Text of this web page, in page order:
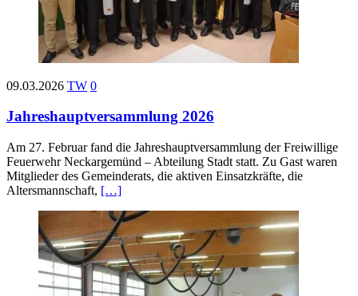
09.03.2026 TW 0
Jahreshauptversammlung 2026
Am 27. Februar fand die Jahreshauptversammlung der Freiwillige
Feuerwehr Neckargemünd – Abteilung Stadt statt. Zu Gast waren
Mitglieder des Gemeinderats, die aktiven Einsatzkräfte, die
Altersmannschaft, […]